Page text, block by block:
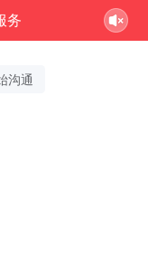
务
沟通